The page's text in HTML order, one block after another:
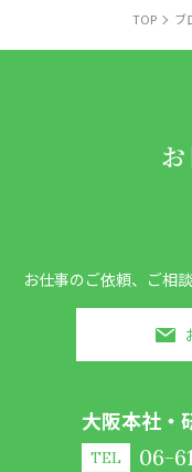
TOP ブ
お仕事のご依頼、ご相
大阪本社・
TEL 06-